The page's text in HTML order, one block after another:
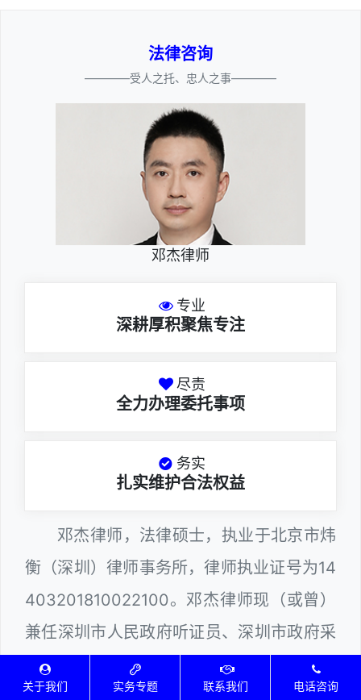
法律咨询
————受人之托、忠人之事————
邓杰律师
专业
深耕厚积聚焦专注
尽责
全力办理委托事项
务实
扎实维护合法权益
邓杰律师，法律硕士，执业于北京市炜
衡（深圳）律师事务所，律师执业证号为14
403201810022100。邓杰律师现（或曾）
兼任深圳市人民政府听证员、深圳市政府采
购评审专家（法律类），深圳市某区政府部
关于我们 实务专题 联系我们 电话咨询